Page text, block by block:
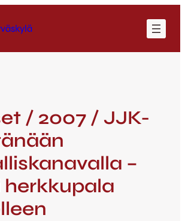
/ 2007 / JJK-
–
herkkupala